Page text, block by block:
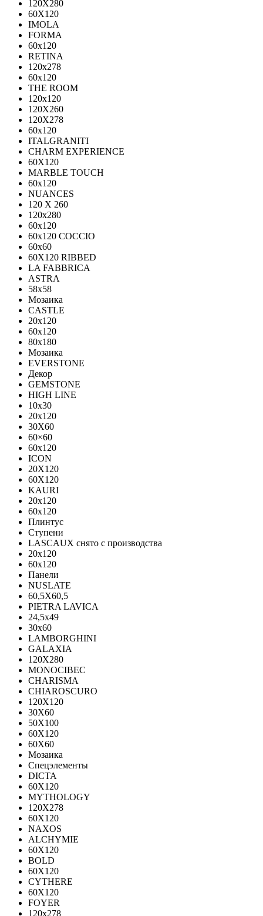
120X280
60X120
IMOLA
FORMA
60x120
RETINA
120x278
60x120
THE ROOM
120x120
120X260
120X278
60x120
ITALGRANITI
CHARM EXPERIENCE
60X120
MARBLE TOUCH
60х120
NUANCES
120 X 260
120x280
60x120
60x120 COCCIO
60x60
60Х120 RIBBED
LA FABBRICA
ASTRA
58x58
Мозаика
CASTLE
20x120
60x120
80х180
Мозаика
EVERSTONE
Декор
GEMSTONE
HIGH LINE
10x30
20x120
30X60
60×60
60x120
ICON
20X120
60X120
KAURI
20x120
60x120
Плинтус
Ступени
LASCAUX снято с производства
20x120
60x120
Панели
NUSLATE
60,5X60,5
PIETRA LAVICA
24,5x49
30x60
LAMBORGHINI
GALAXIA
120Х280
MONOCIBEC
CHARISMA
CHIAROSCURO
120X120
30X60
50X100
60X120
60X60
Мозаика
Спецэлементы
DICTA
60X120
MYTHOLOGY
120X278
60X120
NAXOS
ALCHYMIE
60Х120
BOLD
60X120
CYTHERE
60X120
FOYER
120х278